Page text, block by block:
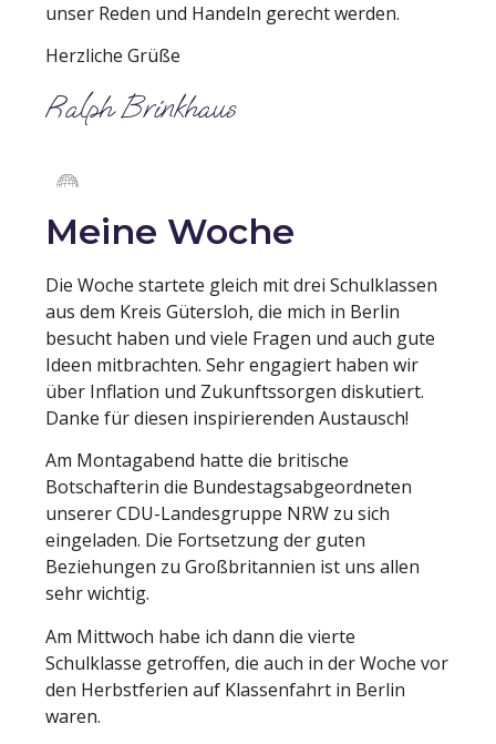
unser Reden und Handeln gerecht werden.
Herzliche Grüße
Ralph Brinkhaus
Meine Woche
Die Woche startete gleich mit drei Schulklassen
aus dem Kreis Gütersloh, die mich in Berlin
besucht haben und viele Fragen und auch gute
Ideen mitbrachten. Sehr engagiert haben wir
über Inflation und Zukunftssorgen diskutiert.
Danke für diesen inspirierenden Austausch!
Am Montagabend hatte die britische
Botschafterin die Bundestagsabgeordneten
unserer CDU-Landesgruppe NRW zu sich
eingeladen. Die Fortsetzung der guten
Beziehungen zu Großbritannien ist uns allen
sehr wichtig.
Am Mittwoch habe ich dann die vierte
Schulklasse getroffen, die auch in der Woche vor
den Herbstferien auf Klassenfahrt in Berlin
waren.